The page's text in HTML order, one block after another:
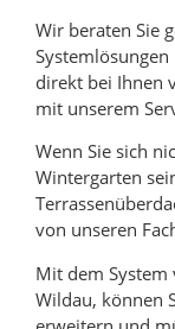
Wir beraten Sie
direkt bei Ihnen
mit unserem
Wenn Sie sich
Wintergarten
von unseren
Mit dem System
Wildau, können